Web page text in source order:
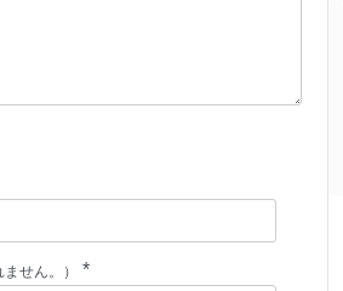
せん。） *